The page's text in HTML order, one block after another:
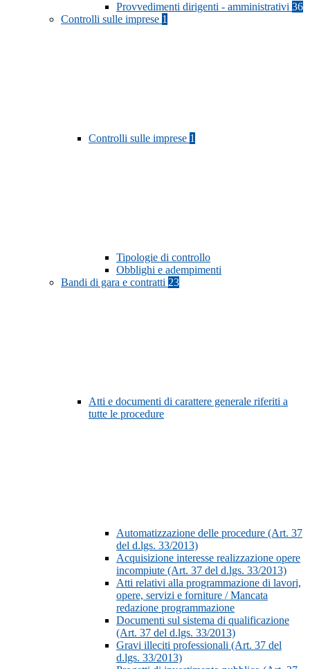
Provvedimenti dirigenti - amministrativi 36
Controlli sulle imprese 1
Controlli sulle imprese 1
Tipologie di controllo
Obblighi e adempimenti
Bandi di gara e contratti 23
Atti e documenti di carattere generale riferiti a
tutte le procedure
Automatizzazione delle procedure (Art. 37
del d.lgs. 33/2013)
Acquisizione interesse realizzazione opere
incompiute (Art. 37 del d.lgs. 33/2013)
Atti relativi alla programmazione di lavori,
opere, servizi e forniture / Mancata
redazione programmazione
Documenti sul sistema di qualificazione
(Art. 37 del d.lgs. 33/2013)
Gravi illeciti professionali (Art. 37 del
d.lgs. 33/2013)